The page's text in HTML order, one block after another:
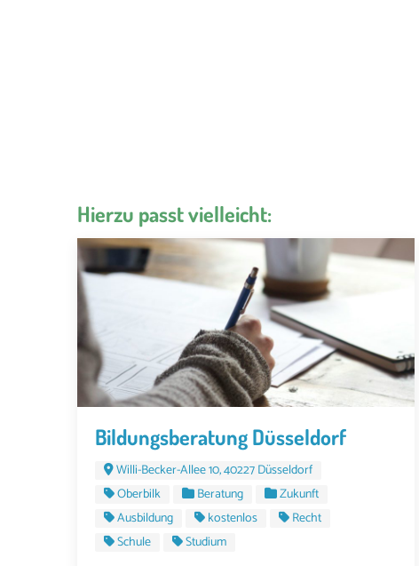
Hierzu passt vielleicht:
Bildungsberatung Düsseldorf
Willi-Becker-Allee 10, 40227 Düsseldorf
Oberbilk
Beratung
Zukunft
Ausbildung
kostenlos
Recht
Schule
Studium